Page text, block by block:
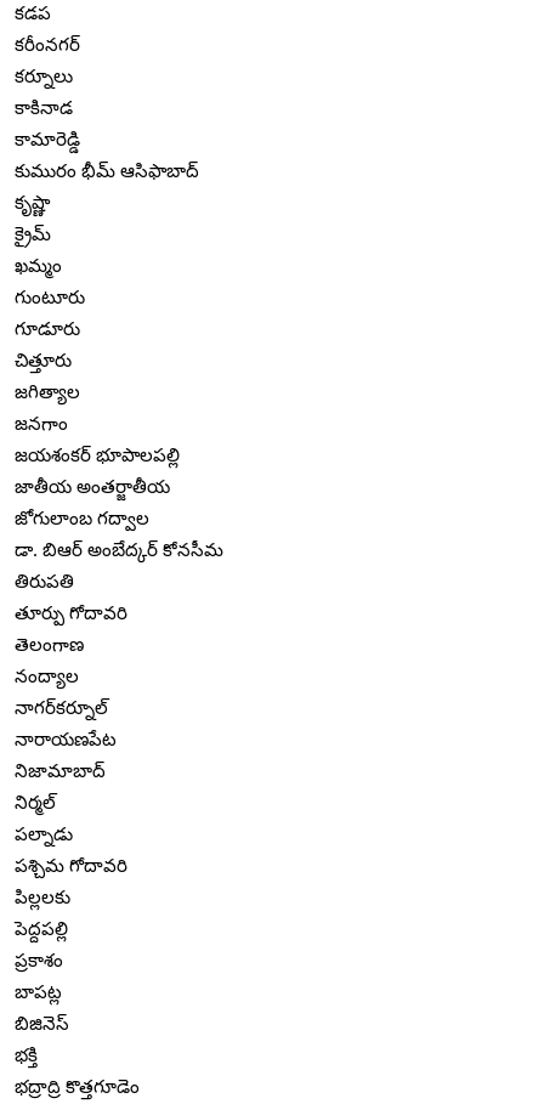
కడప
కరీంనగర్
కర్నూలు
కాకినాడ
కామారెడ్డి
కుమురం భీమ్ ఆసిఫాబాద్
కృష్ణా
క్రైమ్
ఖమ్మం
గుంటూరు
గూడూరు
చిత్తూరు
జగిత్యాల
జనగాం
జయశంకర్ భూపాలపల్లి
జాతీయ అంతర్జాతీయ
జోగులాంబ గద్వాల
డా. బిఆర్ అంబేద్కర్ కోనసీమ
తిరుపతి
తూర్పు గోదావరి
తెలంగాణ
నంద్యాల
నాగర్‌కర్నూల్
నారాయణపేట
నిజామాబాద్
నిర్మల్
పల్నాడు
పశ్చిమ గోదావరి
పిల్లలకు
పెద్దపల్లి
ప్రకాశం
బాపట్ల
బిజినెస్
భక్తి
భద్రాద్రి కొత్తగూడెం